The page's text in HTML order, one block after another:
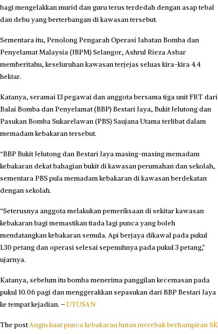
bagi mengelakkan murid dan guru terus terdedah dengan asap tebal
dan debu yang berterbangan di kawasan tersebut.
Sementara itu, Penolong Pengarah Operasi Jabatan Bomba dan
Penyelamat Malaysia (JBPM) Selangor, Ashrul Rieza Asbar
memberitahu, keseluruhan kawasan terjejas seluas kira-kira 4.4
hektar.
Katanya, seramai 13 pegawai dan anggota bersama tiga unit FRT dari
Balai Bomba dan Penyelamat (BBP) Bestari Jaya, Bukit Jelutong dan
Pasukan Bomba Sukarelawan (PBS) Saujana Utama terlibat dalam
memadam kebakaran tersebut.
“BBP Bukit Jelutong dan Bestari Jaya masing-masing memadam
kebakaran dekat bahagian bukit di kawasan perumahan dan sekolah,
sementara PBS pula memadam kebakaran di kawasan berdekatan
dengan sekolah.
“Seterusnya anggota melakukan pemeriksaan di sekitar kawasan
kebakaran bagi memastikan tiada lagi punca yang boleh
mendatangkan kebakaran semula. Api berjaya dikawal pada pukul
1.30 petang dan operasi selesai sepenuhnya pada pukul 3 petang,”
ujarnya.
Katanya, sebelum itu bomba menerima panggilan kecemasan pada
pukul 10.06 pagi dan menggerakkan sepasukan dari BBP Bestari Jaya
ke tempat kejadian. –UTUSAN
The postAngin kuat punca kebakaran hutan merebak berhampiran SK